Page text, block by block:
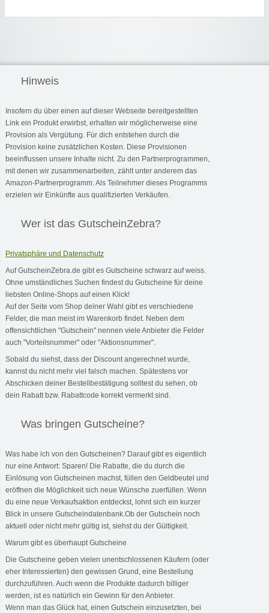
Hinweis
Insofern du über einen auf dieser Webseite bereitgestellten
Link ein Produkt erwirbst, erhalten wir möglicherweise eine
Provision als Vergütung. Für dich entstehen durch die
Provision keine zusätzlichen Kosten. Diese Provisionen
beeinflussen unsere Inhalte nicht. Zu den Partnerprogrammen,
mit denen wir zusammenarbeiten, zählt unter anderem das
Amazon-Partnerprogramm. Als Teilnehmer dieses Programms
erzielen wir Einkünfte aus qualifizierten Verkäufen.
Wer ist das GutscheinZebra?
Privatsphäre und Datenschutz
Auf GutscheinZebra.de gibt es Gutscheine schwarz auf weiss.
Ohne umständliches Suchen findest du Gutscheine für deine
liebsten Online-Shops auf einen Klick!
Auf der Seite vom Shop deiner Wahl gibt es verschiedene
Felder, die man meist im Warenkorb findet. Neben dem
offensichtlichen "Gutschein" nennen viele Anbieter die Felder
auch "Vorteilsnummer" oder "Aktionsnummer".
Sobald du siehst, dass der Discount angerechnet wurde,
kannst du nicht mehr viel falsch machen. Spätestens vor
Abschicken deiner Bestellbestätigung solltest du sehen, ob
dein Rabatt bzw. Rabattcode korrekt vermerkt sind.
Was bringen Gutscheine?
Was habe ich von den Gutscheinen? Darauf gibt es eigentlich
nur eine Antwort: Sparen! Die Rabatte, die du durch die
Einlösung von Gutscheinen machst, füllen den Geldbeutel und
eröffnen die Möglichkeit sich neue Wünsche zuerfüllen. Wenn
du eine neue Verkaufsaktion entdeckst, lohnt sich ein kurzer
Blick in unsere Gutscheindatenbank.Ob der Gutschein noch
aktuell oder nicht mehr gültig ist, siehst du der Gültigkeit.
Warum gibt es überhaupt Gutscheine
Die Gutscheine geben vielen unentschlossenen Käufern (oder
eher Interessierten) den gewissen Grund, eine Bestellung
durchzuführen. Auch wenn die Produkte dadurch billiger
werden, ist es natürlich ein Gewinn für den Anbieter.
Wenn man das Glück hat, einen Gutschein einzusetzten, bei